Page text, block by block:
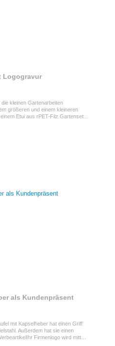
Logogravur
kleinen Gartenarbeiten
größeren und einem kleineren
Etui aus rPET-Filz.Gartenset
als Kundenpräsent
mit Kapselheber hat einen Griff
Außerdem hat sie einen
Firmenlogo wird mittels